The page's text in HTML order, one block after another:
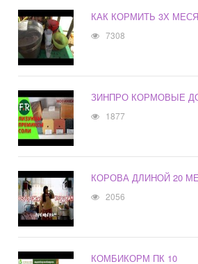
КАК КОРМИТЬ 3Х
7308
ЗИНПРО КОРМОВЫЕ
1877
КОРОВА ДЛИНОЙ 20
2056
КОМБИКОРМ ПК 10